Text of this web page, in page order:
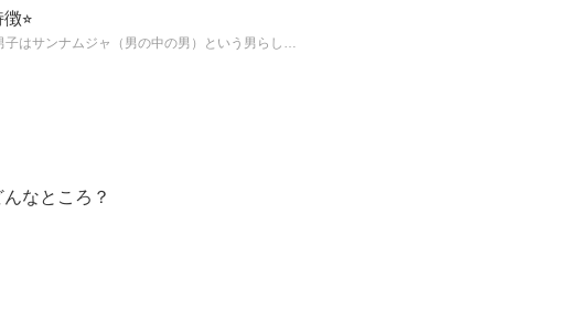
⭐︎
子はサンナムジャ（男の中の男）という男らし…
なところ？